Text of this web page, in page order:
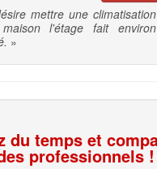
mettre une
l'étage fait
»
du temps et
professionnels !